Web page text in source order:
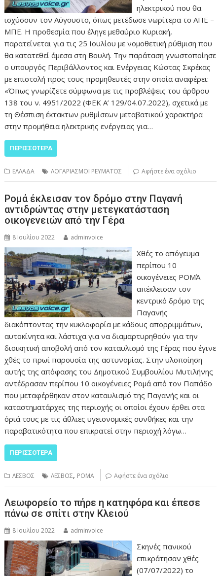
ηλεκτρικού που θα
ισχύσουν τον Αύγουστο, όπως μετέδωσε νωρίτερα το ΑΠΕ –
ΜΠΕ. Η προθεσμία που έληγε μεθαύριο Κυριακή,
παρατείνεται για τις 25 Ιουλίου με νομοθετική ρύθμιση που
θα κατατεθεί άμεσα στη Βουλή. Την παράταση γνωστοποίησε
ο υπουργός Περιβάλλοντος και Ενέργειας Κώστας Σκρέκας
με επιστολή προς τους προμηθευτές στην οποία αναφέρει:
«Όπως γνωρίζετε σύμφωνα με τις προβλέψεις του άρθρου
138 του ν. 4951/2022 (ΦΕΚ Α’ 129/04.07.2022), σχετικά με
τη Θέσπιση έκτακτων ρυθμίσεων μεταβατικού χαρακτήρα
στην προμήθεια ηλεκτρικής ενέργειας για…
ΠΕΡΙΣΣΌΤΕΡΑ
ΕΛΛΑΔΑ ΛΟΓΑΡΙΑΣΜΟΙ ΡΕΥΜΑΤΟΣ Αφήστε ένα σχόλιο
Ρομά έκλεισαν τον δρόμο στην Παγανή
αντιδρώντας στην μετεγκατάσταση
οικογενειών από την Γέρα
8 Ιουλίου 2022 adminvoice
Χθές το απόγευμα
περίπου 10
οικογένειες ΡΟΜΆ
απέκλεισαν τον
κεντρικό δρόμο της
Παγανής
διακόπτοντας την κυκλοφορία με κάδους απορριμμάτων,
αυτοκίνητα και λάστιχα για να διαμαρτυρηθούν για την
διοικητική αποβολή από τον καταυλισμό της Γέρας που έγινε
χθές το πρωί παρουσία της αστυνομίας. Στην υλοποίηση
αυτής της απόφασης του Δημοτικού Συμβουλίου Μυτιλήνης
αντέδρασαν περίπου 10 οικογένειες Ρομά από τον Παπάδο
που μεταφέρθηκαν στον καταυλισμό της Παγανής και οι
καταστηματάρχες της περιοχής οι οποίοι έχουν έρθει στα
όριά τους με τις άθλιες υγειονομικές συνθήκες και την
παραβατικότητα που επικρατεί στην περιοχή λόγω…
ΠΕΡΙΣΣΌΤΕΡΑ
ΛΕΣΒΟΣ ΛΕΣΒΟΣ, ΡΟΜΑ Αφήστε ένα σχόλιο
Λεωφορείο το πήρε η κατηφόρα και έπεσε
πάνω σε σπίτι στην Κλειού
8 Ιουλίου 2022 adminvoice
Σκηνές πανικού
επικράτησαν χθές
(07/07/2022) το